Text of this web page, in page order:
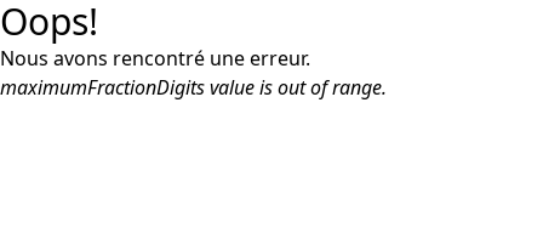
Oops!
Nous avons rencontré une erreur.
maximumFractionDigits value is out of range.